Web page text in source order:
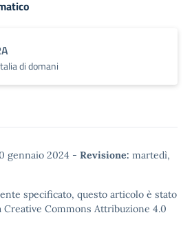
di domani
gennaio 2024 - Revisione: martedì,
specificato, questo articolo è stato
Creative Commons Attribuzione 4.0